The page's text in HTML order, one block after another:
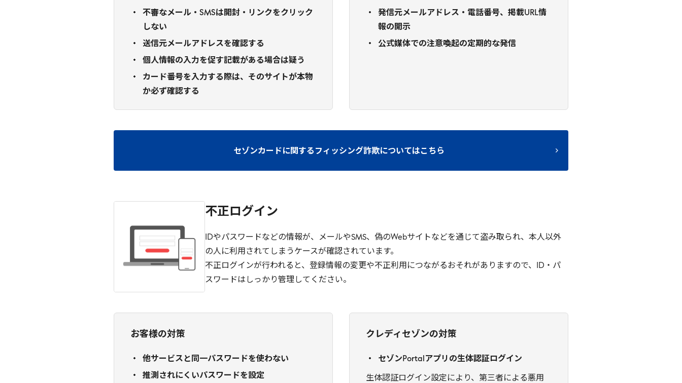
不審なメール・SMSは開封・リンクをクリック
しない
送信元メールアドレスを確認する
個人情報の入力を促す記載がある場合は疑う
カード番号を入力する際は、そのサイトが本物
か必ず確認する
発信元メールアドレス・電話番号、掲載URL情
報の開示
公式媒体での注意喚起の定期的な発信
セゾンカードに関するフィッシング詐欺についてはこちら
不正ログイン
IDやパスワードなどの情報が、メールやSMS、偽のWebサイトなどを通じて盗み取られ、本人以外
の人に利用されてしまうケースが確認されています。
不正ログインが行われると、登録情報の変更や不正利用につながるおそれがありますので、ID・パ
スワードはしっかり管理してください。
お客様の対策
他サービスと同一パスワードを使わない
推測されにくいパスワードを設定
クレディセゾンの対策
セゾンPortalアプリの生体認証ログイン
生体認証ログイン設定により、第三者による悪用